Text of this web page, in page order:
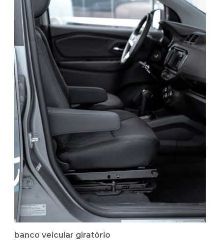
banco veicular giratório